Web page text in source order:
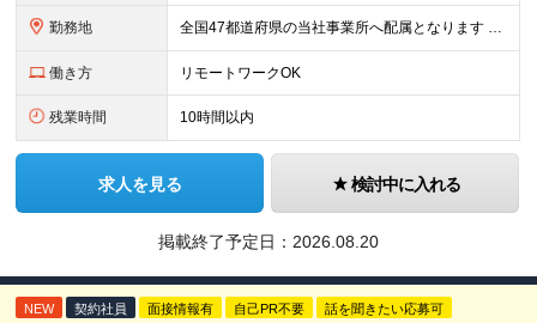
勤務地 全国47都道府県の当社事業所へ配属となります ※居住地や希望の勤務先を考慮します ※リモートワークOK／転勤なし ＜本社＞ 東京都台東区浅草橋1-1-8 FP浅草橋ビル (変更の範囲)上記を除く当
働き方 リモートワークOK
残業時間 10時間以内
求人を見る 検討中に入れる
掲載終了予定日： 2026.08.20
NEW 契約社員 面接情報有 自己PR不要 話を聞きたい応募可